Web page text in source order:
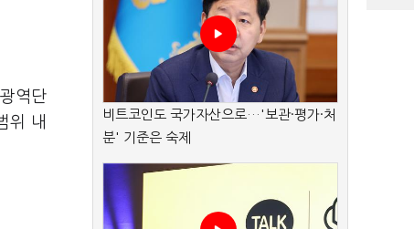
역단
위 내
비트코인도 국가자산으로…'보관·평가·처
분' 기준은 숙제